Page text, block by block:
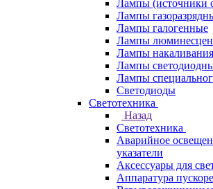
Лампы (источники
Лампы
Лампы галогенные
Лампы
Лампы накаливания
Лампы
Лампы
Светодиоды
Светотехника
Назад
Светотехника
Аварийное
указатели
Аксессуары для
Аппаратура